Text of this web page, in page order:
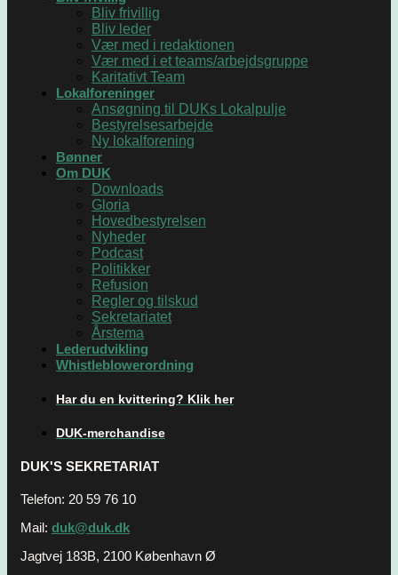
Bliv frivillig
Bliv leder
Vær med i redaktionen
Vær med i et teams/arbejdsgruppe
Karitativt Team
Lokalforeninger
Ansøgning til DUKs Lokalpulje
Bestyrelsesarbejde
Ny lokalforening
Bønner
Om DUK
Downloads
Gloria
Hovedbestyrelsen
Nyheder
Podcast
Politikker
Refusion
Regler og tilskud
Sekretariatet
Årstema
Lederudvikling
Whistleblowerordning
Har du en kvittering? Klik her
DUK-merchandise
DUK'S SEKRETARIAT
Telefon: 20 59 76 10
Mail: duk@duk.dk
Jagtvej 183B, 2100 København Ø